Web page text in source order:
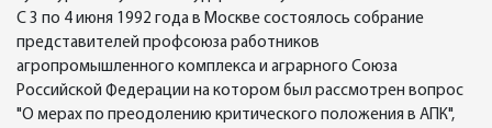
С 3 по 4 июня 1992 года в Москве состоялось собрание
представителей профсоюза работников
агропромышленного комплекса и аграрного Союза
Российской Федерации на котором был рассмотрен вопрос
"О мерах по преодолению критического положения в АПК",